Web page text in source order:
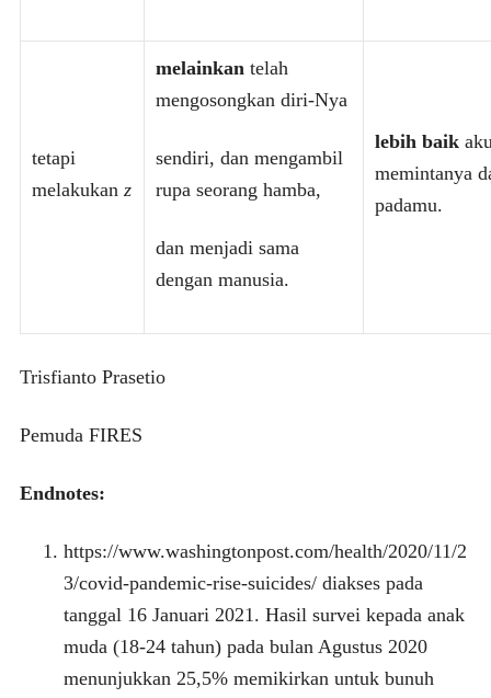
tetapi
melakukan z
melainkantelah
mengosongkan diri-Nya
sendiri, dan mengambil
rupa seorang hamba,
dan menjadi sama
dengan manusia.
lebih baik
memintanya
padamu.
Trisfianto Prasetio
Pemuda FIRES
Endnotes:
https://www.washingtonpost.com/health/2020/11/2
3/covid-pandemic-rise-suicides/ diakses pada
tanggal 16 Januari 2021. Hasil survei kepada anak
muda (18-24 tahun) pada bulan Agustus 2020
menunjukkan 25,5% memikirkan untuk bunuh